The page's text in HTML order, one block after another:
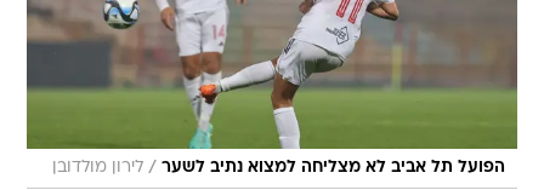
הפועל תל אביב לא מצליחה למצוא נתיב לשער / לירון מולדובן